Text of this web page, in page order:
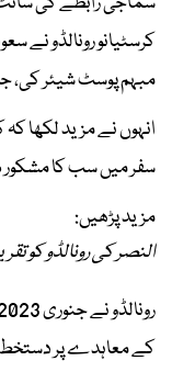
کرسٹیانو رونالڈو
مبہم پوسٹ شیئر کی،
انہوں نے مزید لکھا
سفر میں سب کا مشکور
مزید پڑھیں:
النصر کی رونالڈو کو تقریباً 5 ارب ماہانہ، 5 فیصد حصص